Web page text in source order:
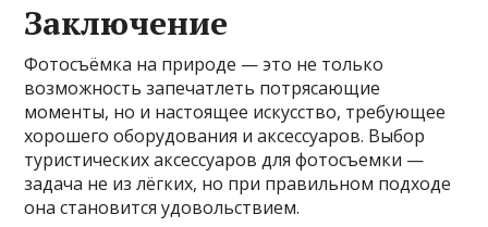
Заключение
Фотосъёмка на природе — это не только
возможность запечатлеть потрясающие
моменты, но и настоящее искусство, требующее
хорошего оборудования и аксессуаров. Выбор
туристических аксессуаров для фотосъемки —
задача не из лёгких, но при правильном подходе
она становится удовольствием.